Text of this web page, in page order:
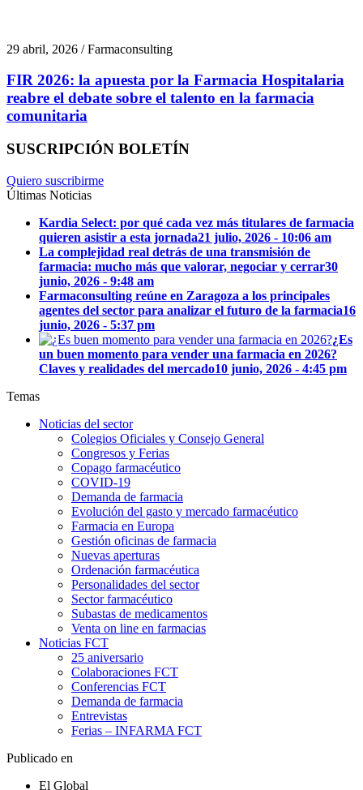
29 abril, 2026 / Farmaconsulting
FIR 2026: la apuesta por la Farmacia Hospitalaria
reabre el debate sobre el talento en la farmacia
comunitaria
SUSCRIPCIÓN BOLETÍN
Quiero suscribirme
Últimas Noticias
Kardia Select: por qué cada vez más titulares de farmacia
quieren asistir a esta jornada21 julio, 2026 - 10:06 am
La complejidad real detrás de una transmisión de
farmacia: mucho más que valorar, negociar y cerrar30
junio, 2026 - 9:48 am
Farmaconsulting reúne en Zaragoza a los principales
agentes del sector para analizar el futuro de la farmacia16
junio, 2026 - 5:37 pm
¿Es
un buen momento para vender una farmacia en 2026?
Claves y realidades del mercado10 junio, 2026 - 4:45 pm
Temas
Noticias del sector
Colegios Oficiales y Consejo General
Congresos y Ferias
Copago farmacéutico
COVID-19
Demanda de farmacia
Evolución del gasto y mercado farmacéutico
Farmacia en Europa
Gestión oficinas de farmacia
Nuevas aperturas
Ordenación farmacéutica
Personalidades del sector
Sector farmacéutico
Subastas de medicamentos
Venta on line en farmacias
Noticias FCT
25 aniversario
Colaboraciones FCT
Conferencias FCT
Demanda de farmacia
Entrevistas
Ferias – INFARMA FCT
Publicado en
El Global